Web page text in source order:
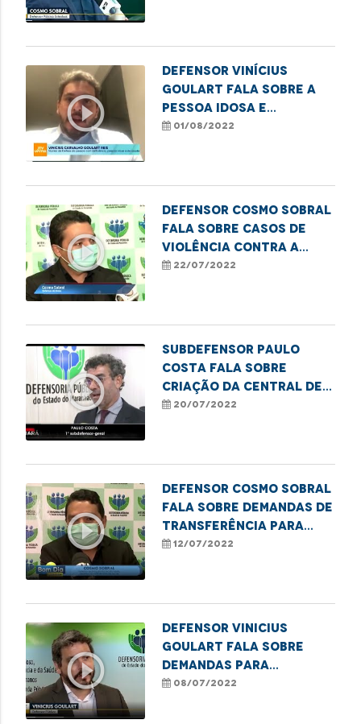
play_circle_outline
Defensor Vinícius
Goulart fala sobre a
pessoa idosa e
atividades laborais
01/08/2022
play_circle_outline
Defensor Cosmo Sobral
fala sobre casos de
violência contra a
pessoa idosa
22/07/2022
play_circle_outline
Subdefensor Paulo
Costa fala sobre
criação da Central de
Regulação de Vagas
20/07/2022
play_circle_outline
Defensor Cosmo Sobral
fala sobre demandas de
transferência para
leitos de UTI
12/07/2022
play_circle_outline
Defensor Vinicius
Goulart fala sobre
demandas para
transferência para
08/07/2022